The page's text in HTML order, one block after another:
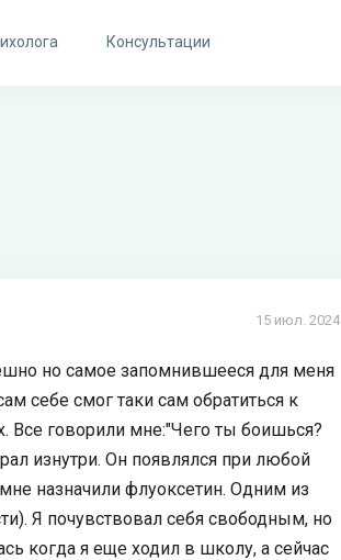
Консультации
15 июл. 2024
но самое запомнившееся для меня
себе смог таки сам обратиться к
Все говорили мне:"Чего ты боишься?
изнутри. Он появлялся при любой
назначили флуоксетин. Одним из
Я почувствовал себя свободным, но
когда я еще ходил в школу, а сейчас